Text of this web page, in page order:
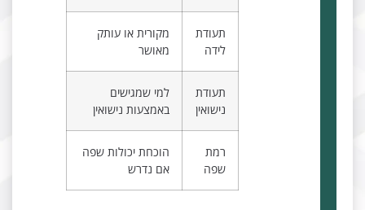
מקורית או עותק
מאושר
למי שמגישים
באמצעות נישואין
הוכחת יכולות שפה
אם נדרש